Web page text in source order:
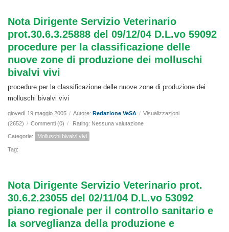
Nota Dirigente Servizio Veterinario
prot.30.6.3.25888 del 09/12/04 D.L.vo 59092
procedure per la classificazione delle
nuove zone di produzione dei molluschi
bivalvi vivi
procedure per la classificazione delle nuove zone di produzione dei
molluschi bivalvi vivi
giovedì 19 maggio 2005 / Autore: Redazione VeSA / Visualizzazioni
(2652) / Commenti (0) / Rating: Nessuna valutazione
Categorie: Molluschi bivalvi vivi
Tag:
Nota Dirigente Servizio Veterinario prot.
30.6.2.23055 del 02/11/04 D.L.vo 53092
piano regionale per il controllo sanitario e
la sorveglianza della produzione e